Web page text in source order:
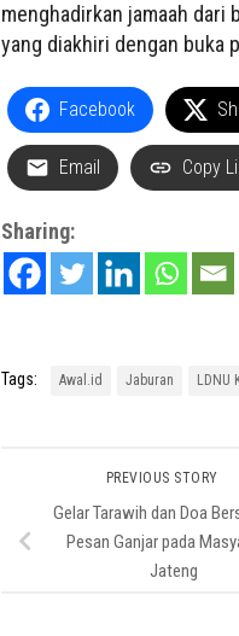
menghadirkan jamaah dari
yang diakhiri dengan buka
Facebook
Email Copy
Sharing:
Tags: Awal.id Jaburan LDNU
PREVIOUS STORY
Gelar Tarawih dan Doa
Pesan Ganjar pada
Jateng